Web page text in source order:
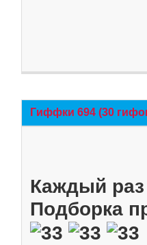
Гиффки 694 (30
Каждый
Подборка